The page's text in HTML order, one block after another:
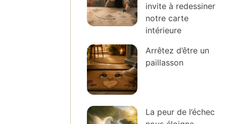
invite à redessiner
notre carte
intérieure
Arrêtez d’être un
paillasson
La peur de l’échec